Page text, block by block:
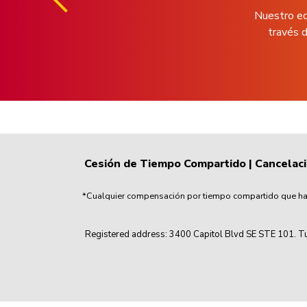
Nuestro
través
Cesión de Tiempo Compartido|
*Cualquier compensación por tiempo compartido que
Registered address: 3400 Capitol Blvd SE STE 101.